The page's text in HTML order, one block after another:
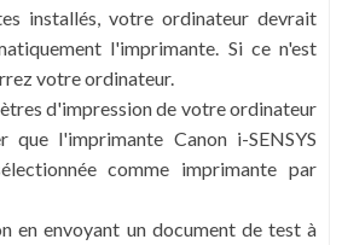
installés, votre ordinateur devrait
l'imprimante. Si ce n'est
votre ordinateur.
d'impression de votre ordinateur
que l'imprimante Canon i-SENSYS
comme imprimante par
en envoyant un document de test à